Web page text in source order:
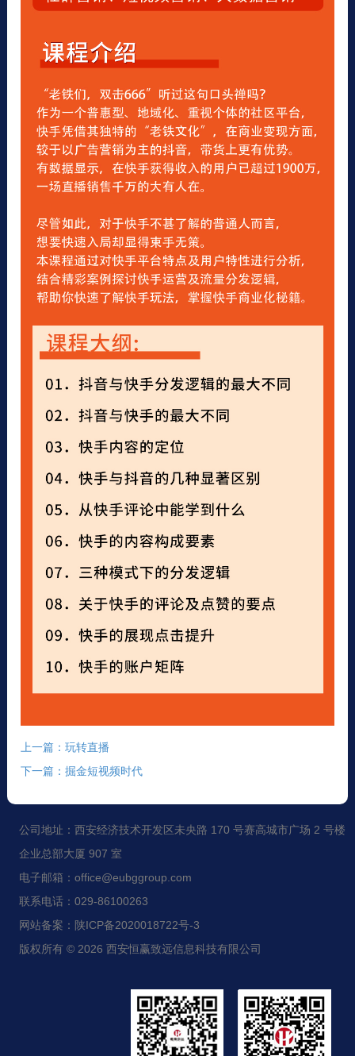
上一篇：玩转直播
下一篇：掘金短视频时代
公司地址：西安经济技术开发区未央路 170 号赛高城市广场 2 号楼
企业总部大厦 907 室
电子邮箱：office@eubggroup.com
联系电话：029-86100263
网站备案：陕ICP备2020018722号-3
版权所有 © 2026 西安恒赢致远信息科技有限公司